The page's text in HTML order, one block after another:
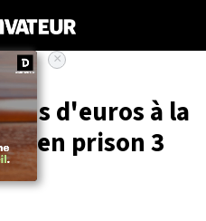
d'euros à la
en prison 3
×